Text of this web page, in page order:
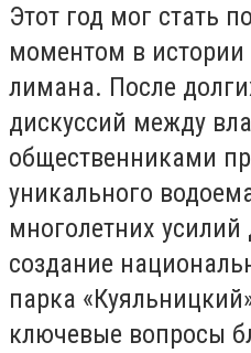
Этот год мог стать
моментом в истории
лимана. После
дискуссий между
общественниками
уникального
многолетних
создание
парка
ключевые вопросы